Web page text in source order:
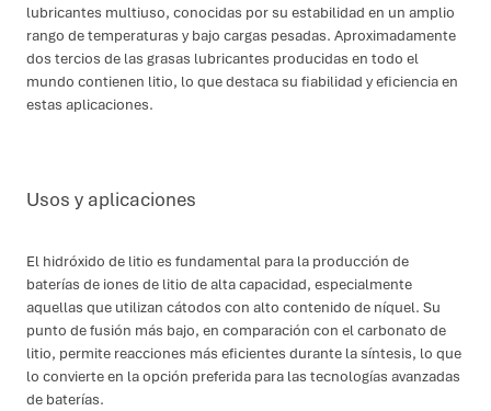
lubricantes multiuso, conocidas por su estabilidad en un amplio
rango de temperaturas y bajo cargas pesadas. Aproximadamente
dos tercios de las grasas lubricantes producidas en todo el
mundo contienen litio, lo que destaca su fiabilidad y eficiencia en
estas aplicaciones.
Usos y aplicaciones
El hidróxido de litio es fundamental para la producción de
baterías de iones de litio de alta capacidad, especialmente
aquellas que utilizan cátodos con alto contenido de níquel. Su
punto de fusión más bajo, en comparación con el carbonato de
litio, permite reacciones más eficientes durante la síntesis, lo que
lo convierte en la opción preferida para las tecnologías avanzadas
de baterías.